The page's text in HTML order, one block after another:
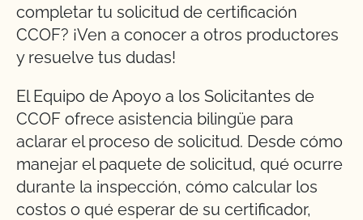
completar tu solicitud de certificación
CCOF? ¡Ven a conocer a otros productores
y resuelve tus dudas!
El Equipo de Apoyo a los Solicitantes de
CCOF ofrece asistencia bilingüe para
aclarar el proceso de solicitud. Desde cómo
manejar el paquete de solicitud, qué ocurre
durante la inspección, cómo calcular los
costos o qué esperar de su certificador,